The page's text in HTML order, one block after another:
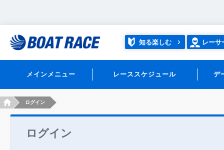
知る楽しむ レーサ
メインメニュー レーススケジュール デ
HOMEログイン
ログイン